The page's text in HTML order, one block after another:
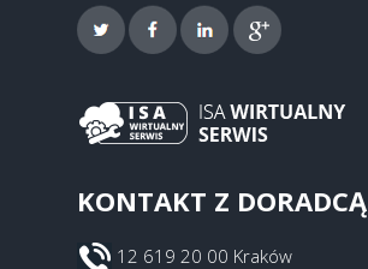
KONTAKT Z DORADCĄ
12 619 20 00 Kraków